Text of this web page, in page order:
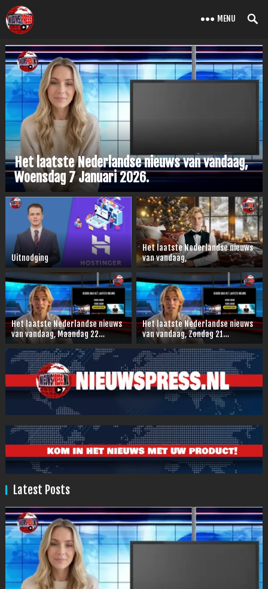
MENU
Het laatste Nederlandse nieuws van vandaag,
Woensdag 7 Januari 2026.
Uitnodging
Het laatste Nederlandse nieuws
van vandaag,
Het laatste Nederlandse nieuws
van vandaag, Maandag 22
December 2025.
Het laatste Nederlandse nieuws
van vandaag, Zondag 21
December 2025.
Latest Posts